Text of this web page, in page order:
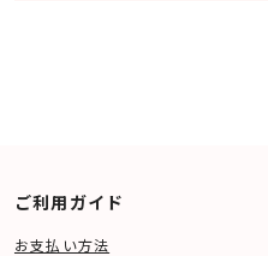
ご利用ガイド
お支払い方法